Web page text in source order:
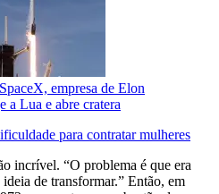
empresa de Elon
a Lua e abre cratera
para contratar mulheres
incrível. “O problema é que era
de transformar.” Então, em